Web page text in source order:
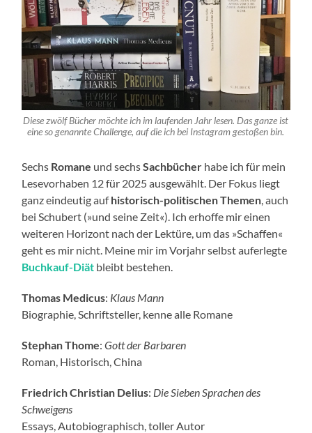
Diese zwölf Bücher möchte ich im laufenden Jahr lesen. Das ganze ist
eine so genannte Challenge, auf die ich bei Instagram gestoßen bin.
Sechs Romane und sechsSachbücher habe ich für mein
Lesevorhaben 12 für 2025 ausgewählt. Der Fokus liegt
ganz eindeutig aufhistorisch-politischen Themen, auch
bei Schubert (»und seine Zeit«). Ich erhoffe mir einen
weiteren Horizont nach der Lektüre, um das »Schaffen«
geht es mir nicht. Meine mir im Vorjahr selbst auferlegte
Buchkauf-Diät bleibt bestehen.
Thomas Medicus: Klaus Mann
Biographie, Schriftsteller, kenne alle Romane
Stephan Thome: Gott der Barbaren
Roman, Historisch, China
Friedrich Christian Delius: Die Sieben Sprachen des
Schweigens
Essays, Autobiographisch, toller Autor